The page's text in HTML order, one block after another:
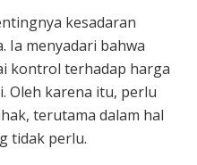
kesadaran
Ia menyadari bahwa
kontrol terhadap harga
Oleh karena itu, perlu
terutama dalam hal
tidak perlu.